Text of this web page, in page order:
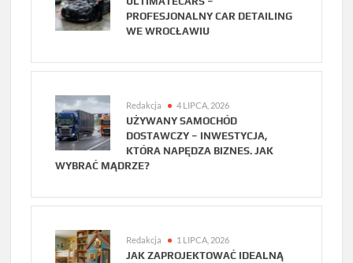
PROFESJONALNY CAR DETAILING
WE WROCŁAWIU
Redakcja 4 LIPCA, 2026
UŻYWANY SAMOCHÓD
DOSTAWCZY – INWESTYCJA,
KTÓRA NAPĘDZA BIZNES. JAK
WYBRAĆ MĄDRZE?
Redakcja 1 LIPCA, 2026
JAK ZAPROJEKTOWAĆ IDEALNĄ